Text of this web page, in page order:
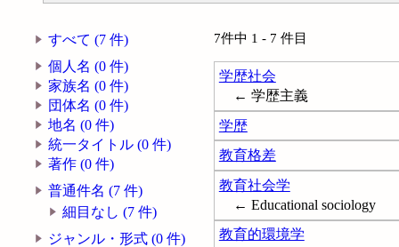
すべて (7 件)
個人名 (0 件)
家族名 (0 件)
団体名 (0 件)
地名 (0 件)
統一タイトル (0 件)
著作 (0 件)
普通件名 (7 件)
細目なし (7 件)
ジャンル・形式 (0 件)
7件中 1 - 7 件目
学歴社会
← 学歴主義
学歴
教育格差
教育社会学
← Educational sociology
教育的環境学